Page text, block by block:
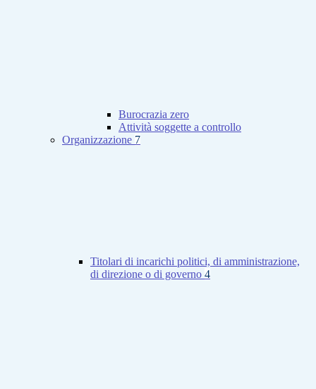
Burocrazia zero
Attività soggette a controllo
Organizzazione 7
Titolari di incarichi politici, di amministrazione,
di direzione o di governo 4